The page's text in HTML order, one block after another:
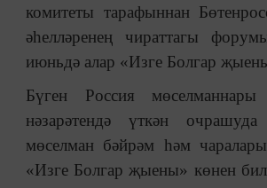
комитеты тарафыннан
әһелләренең чираттагы
июньдә алар «Изге Болгар
Бүген Россия
нәзарәтендә үткән
мөселман бәйрәм һәм чаралары
«Изге Болгар җыены» көнен